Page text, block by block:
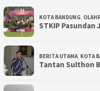
KOTA BANDUNG,
STKIP
BERITA UTAMA, KOTA
Tantan Sulthon